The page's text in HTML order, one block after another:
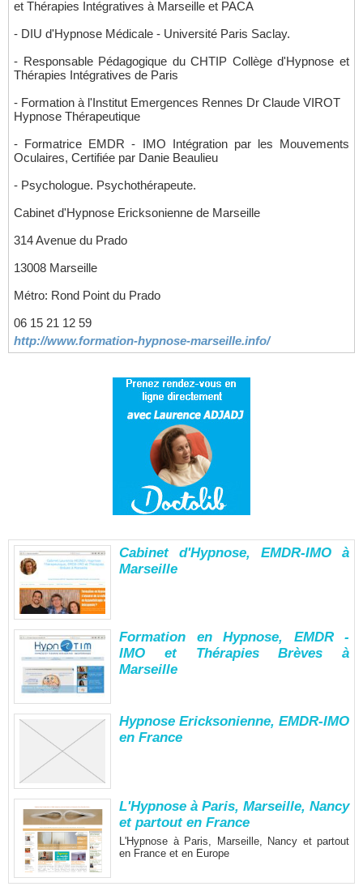
et Thérapies Intégratives à Marseille et PACA
- DIU d'Hypnose Médicale - Université Paris Saclay.
- Responsable Pédagogique du CHTIP Collège d'Hypnose et
Thérapies Intégratives de Paris
- Formation à l'Institut Emergences Rennes Dr Claude VIROT
Hypnose Thérapeutique
- Formatrice EMDR - IMO Intégration par les Mouvements
Oculaires, Certifiée par Danie Beaulieu
- Psychologue. Psychothérapeute.
Cabinet d'Hypnose Ericksonienne de Marseille
314 Avenue du Prado
13008 Marseille
Métro: Rond Point du Prado
06 15 21 12 59
http://www.formation-hypnose-marseille.info/
Cabinet d'Hypnose, EMDR-IMO à
Marseille
Formation en Hypnose, EMDR -
IMO et Thérapies Brèves à
Marseille
Hypnose Ericksonienne, EMDR-IMO
en France
L'Hypnose à Paris, Marseille, Nancy
et partout en France
L'Hypnose à Paris, Marseille, Nancy et partout
en France et en Europe